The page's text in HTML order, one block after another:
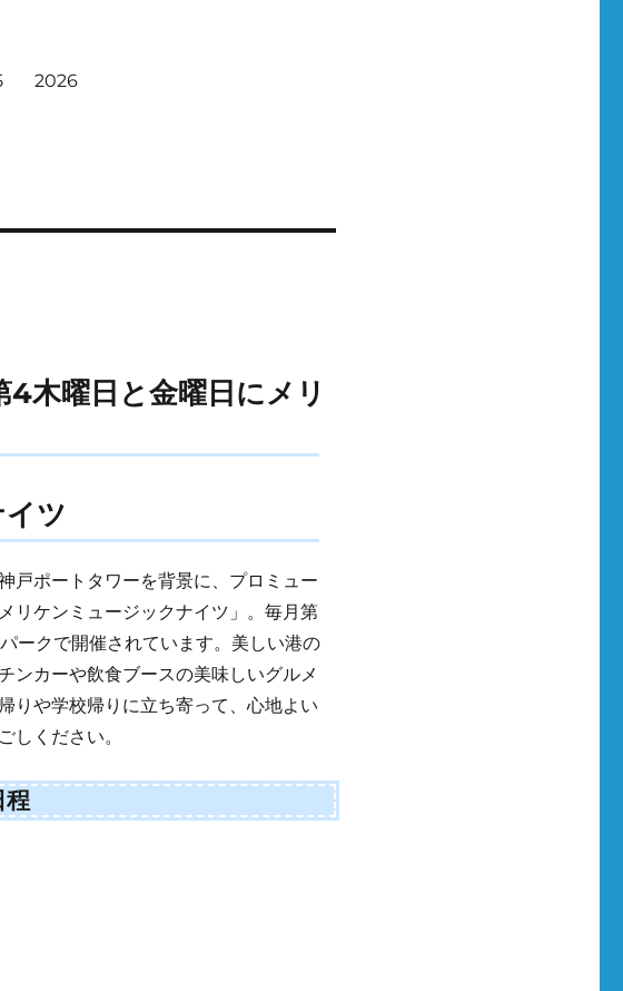
2026
木曜日と金曜日にメリ
ツ
戸ポートタワーを背景に、プロミュー
リケンミュージックナイツ」。毎月第
ークで開催されています。美しい港の
ンカーや飲食ブースの美味しいグルメ
りや学校帰りに立ち寄って、心地よい
しください。
程